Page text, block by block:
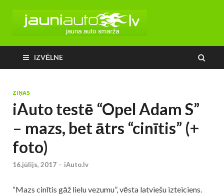
IZVĒLNE
ZIŅAS
iAuto testē “Opel Adam S”
– mazs, bet ātrs “cinītis” (+
foto)
16.jūlijs, 2017 - iAuto.lv
“Mazs cinītis gāž lielu vezumu”, vēsta latviešu izteiciens.